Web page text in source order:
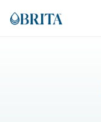
au
contenu